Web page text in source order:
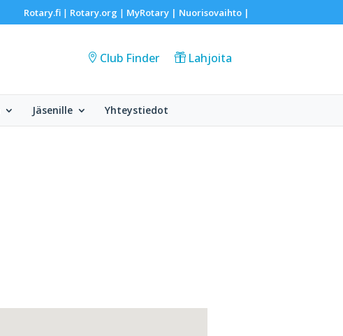
Rotary.fi| Rotary.org | MyRotary | Nuorisovaihto|
Club Finder Lahjoita
Jäsenille Yhteystiedot